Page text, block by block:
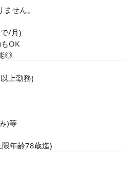
する。
（夫）さんやフリーターさん、
の方も歓迎します。
が多いので
」という方もOK
あった時は
です◎
せん。
/月)
OK
◎
上勤務)
)等
年齢78歳迄)